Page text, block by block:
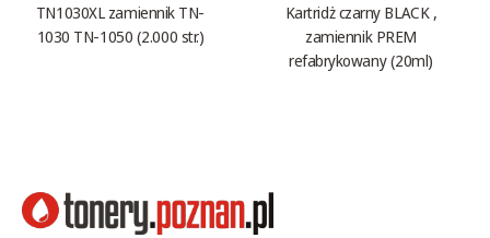
TN1030XL zamiennik TN-
1030 TN-1050 (2.000 str.)
Kartridż czarny BLACK ,
zamiennik PREM
refabrykowany (20ml)